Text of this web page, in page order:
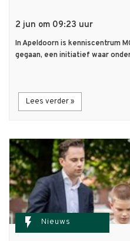
2 jun om 09:23 uur
In Apeldoorn is kenniscentrum
gegaan, een initiatief waar
Lees verder »
flash_on Nieuws